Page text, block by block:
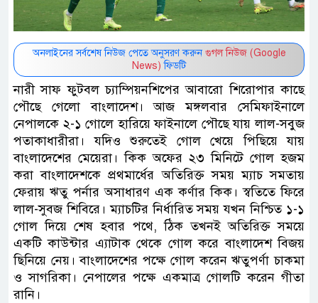
অনলাইনের সর্বশেষ নিউজ পেতে অনুসরণ করুন গুগল নিউজ (Google
News) ফিডটি
নারী সাফ ফুটবল চ্যাম্পিয়নশিপের আবারো শিরোপার কাছে
পৌছে গেলো বাংলাদেশ। আজ মঙ্গলবার সেমিফাইনালে
নেপালকে ২-১ গোলে হারিয়ে ফাইনালে পৌছে যায় লাল-সবুজ
পতাকাধারীরা। যদিও শুরুতেই গোল খেয়ে পিছিয়ে যায়
বাংলাদেশের মেয়েরা। কিক অফের ২৩ মিনিটে গোল হজম
করা বাংলাদেশকে প্রথমার্ধের অতিরিক্ত সময় ম্যাচ সমতায়
ফেরায় ঋতু পর্নার অসাধারণ এক কর্ণার কিক। স্বতিতে ফিরে
লাল-সুবজ শিবিরে। ম্যাচটির নির্ধারিত সময় যখন নিশ্চিত ১-১
গোল দিয়ে শেষ হবার পথে, ঠিক তখনই অতিরিক্ত সময়ে
একটি কাউন্টার এ্যাটাক থেকে গোল করে বাংলাদেশ বিজয়
ছিনিয়ে নেয়। বাংলাদেশের পক্ষে গোল করেন ঋতুপর্ণা চাকমা
ও সাগরিকা। নেপালের পক্ষে একমাত্র গোলটি করেন গীতা
রানি।